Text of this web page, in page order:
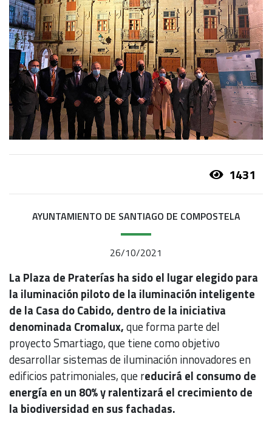
1431
AYUNTAMIENTO DE SANTIAGO DE COMPOSTELA
26/10/2021
La Plaza de Praterías ha sido el lugar elegido para
la iluminación piloto de la iluminación inteligente
de la Casa do Cabido, dentro de la iniciativa
denominada Cromalux,que forma parte del
proyecto Smartiago, que tiene como objetivo
desarrollar sistemas de iluminación innovadores en
edificios patrimoniales, que reducirá el consumo de
energía en un 80% y ralentizará el crecimiento de
la biodiversidad en sus fachadas.